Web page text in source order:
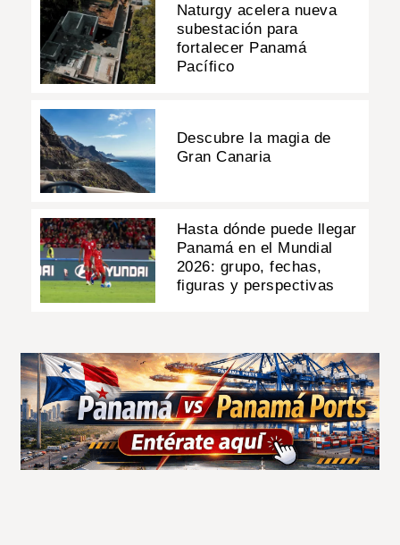
Naturgy acelera nueva
subestación para
fortalecer Panamá
Pacífico
Descubre la magia de
Gran Canaria
Hasta dónde puede llegar
Panamá en el Mundial
2026: grupo, fechas,
figuras y perspectivas